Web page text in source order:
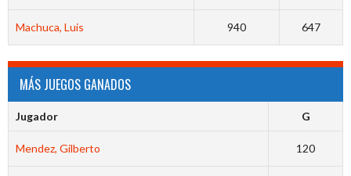
Machuca, Luis 940 647
MÁS JUEGOS GANADOS
Jugador G
Mendez, Gilberto 120